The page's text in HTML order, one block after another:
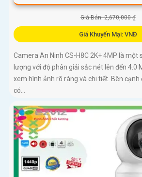
Giá Bán: 2,670,000 ₫
Giá Khuyến Mại: VNĐ
Camera An Ninh CS-H8C 2K+ 4MP là một
lượng với độ phân giải sắc nét lên đến 4.0
xem hình ảnh rõ ràng và chi tiết. Bên cạnh
có...